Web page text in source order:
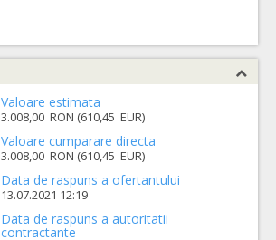
Valoare estimata
3.008,00 RON (610,45 EUR)
Valoare cumparare directa
3.008,00 RON (610,45 EUR)
Data de raspuns a ofertantului
13.07.2021 12:19
Data de raspuns a autoritatii
contractante